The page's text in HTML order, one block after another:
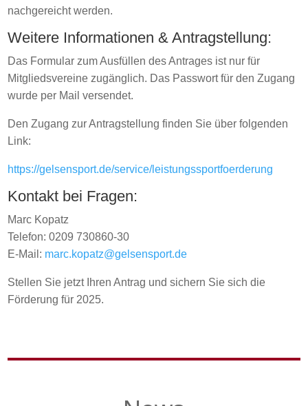
nachgereicht werden.
Weitere Informationen & Antragstellung:
Das Formular zum Ausfüllen des Antrages ist nur für
Mitgliedsvereine zugänglich. Das Passwort für den Zugang
wurde per Mail versendet.
Den Zugang zur Antragstellung finden Sie über folgenden
Link:
https://gelsensport.de/service/leistungssportfoerderung
Kontakt bei Fragen:
Marc Kopatz
Telefon: 0209 730860-30
E-Mail: marc.kopatz@gelsensport.de
Stellen Sie jetzt Ihren Antrag und sichern Sie sich die
Förderung für 2025.